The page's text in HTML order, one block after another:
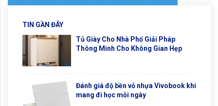
TIN GẦN ĐÂY
Tủ Giày Cho Nhà Phố Giải Pháp
Thông Minh Cho Không Gian Hẹp
Đánh giá độ bền vỏ nhựa Vivobook khi
mang đi học mỗi ngày